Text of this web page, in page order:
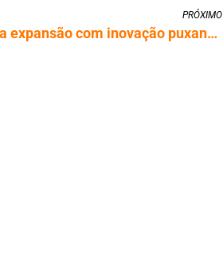
PRÓXIMO
Uberlândia projeta expansão com inovação puxando a economia